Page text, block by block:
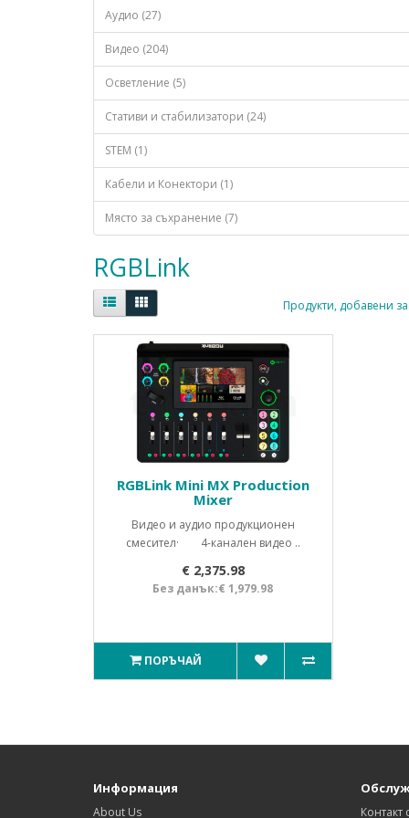
Аудио (27)
Видео (204)
Осветление (5)
Стативи и стабилизатори (24)
STEM (1)
Кабели и Конектори (1)
Място за съхранение (7)
RGBLink
Продукти, добавени
RGBLink Mini MX Production
Mixer
Видео и аудио продукционен
смесител· 4-канален видео ..
€ 2,375.98
Без данък:€ 1,979.98
ПОРЪЧАЙ
Информация
About Us Контакт